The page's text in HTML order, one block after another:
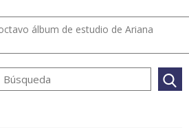
álbum de estudio de Ariana